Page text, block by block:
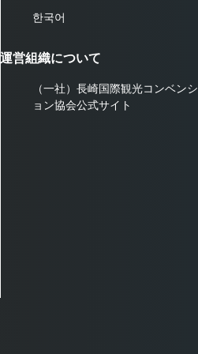
한국어
運営組織について
（一社）長崎国際観光コンベンシ
ョン協会公式サイト